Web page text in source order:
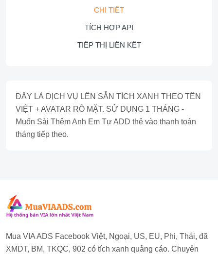
CHI TIẾT
TÍCH HỢP API
TIẾP THỊ LIÊN KẾT
ĐÂY LÀ DỊCH VỤ LÊN SẴN TÍCH XANH THEO TÊN
VIỆT + AVATAR RÕ MẶT. SỬ DỤNG 1 THÁNG -
Muốn Sài Thêm Anh Em Tự ADD thẻ vào thanh toán
tháng tiếp theo.
Mua VIA ADS Facebook Việt, Ngoại, US, EU, Phi, Thái, đã
XMDT, BM, TKQC, 902 có tích xanh quảng cáo. Chuyên